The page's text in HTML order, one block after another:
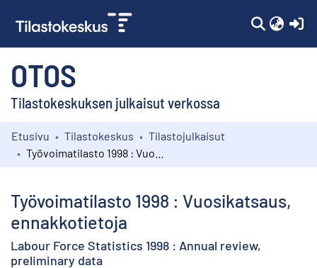
OTOS
Tilastokeskuksen julkaisut verkossa
Kokoelmat
Etusivu Tilastokeskus
Tilastojulkaisut
Työvoimatilasto 1998 : Vuosikatsaus,
ennakkotietoja
Labour Force Statistics 1998 : Annual review,
preliminary data